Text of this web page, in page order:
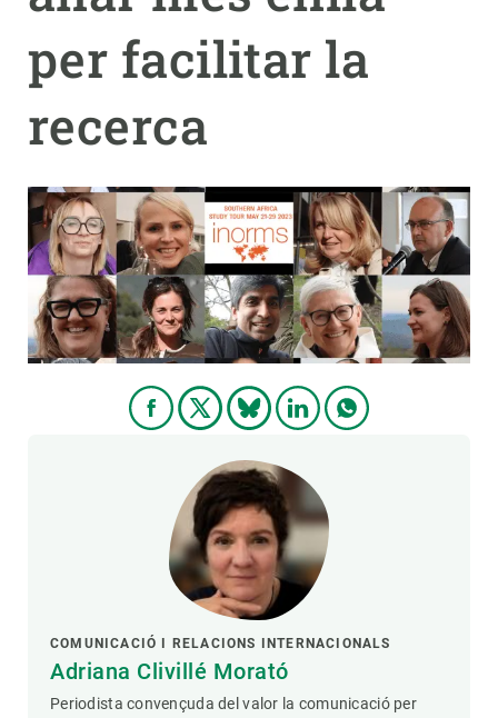
per facilitar la
recerca
COMUNICACIÓ I RELACIONS INTERNACIONALS
Adriana Clivillé Morató
Periodista convençuda del valor la comunicació per